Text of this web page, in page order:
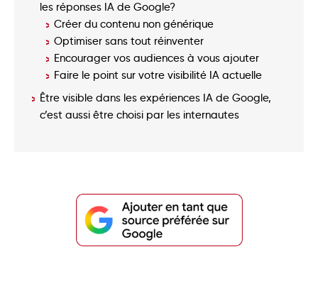
les réponses IA de Google?
Créer du contenu non générique
Optimiser sans tout réinventer
Encourager vos audiences à vous ajouter
Faire le point sur votre visibilité IA actuelle
Être visible dans les expériences IA de Google,
c’est aussi être choisi par les internautes